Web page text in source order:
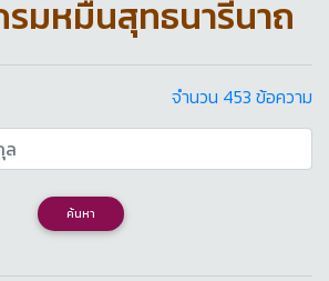
รมหมื่นสุทธนารีนาถ
จำนวน 453 ข้อความ
ค้นหา